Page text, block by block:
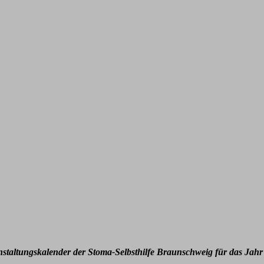
der Stoma-Selbsthilfe Braunschweig für das